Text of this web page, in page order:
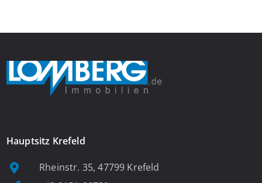
Hauptsitz Krefeld
Rheinstr. 35, 47799 Krefeld